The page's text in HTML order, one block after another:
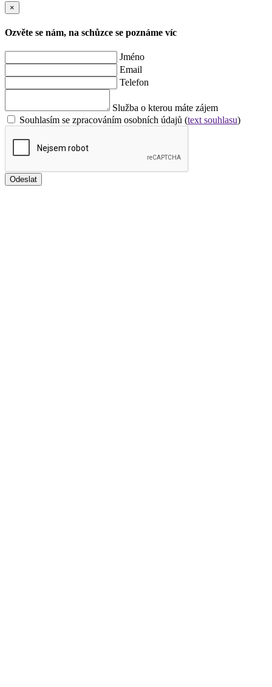
×
Ozvěte se nám, na schůzce se poznáme víc
Jméno
Email
Telefon
Služba o kterou máte zájem
Souhlasím se zpracováním osobních údajů (text souhlasu)
Odeslat